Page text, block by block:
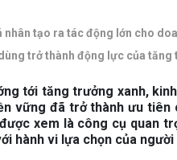
nhân tạo ra tác động lớn cho
trở thành động lực của tăng
tới tăng trưởng xanh,
vững đã trở thành ưu
xem là công cụ quan
hành vi lựa chọn của